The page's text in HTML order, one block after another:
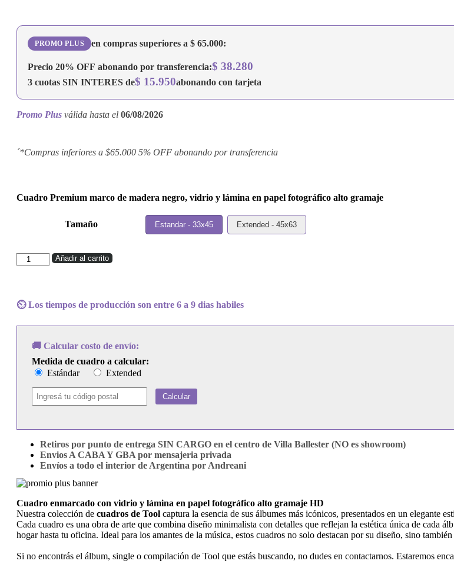
PROMO PLUS en compras superiores a $ 65.000:
Precio 20% OFF abonando por transferencia:$ 38.280
3 cuotas SIN INTERES de$ 15.950abonando con tarjeta
Promo Plus válida hasta el 06/08/2026
´*Compras inferiores a $65.000 5% OFF abonando por transferencia
Cuadro Premium marco de madera negro, vidrio y lámina en papel fotográfico alto gramaje
Tamaño Estandar - 33x45 Extended - 45x63
Cuadro
Tool
cantidad
Añadir al carrito
⏲️ Los tiempos de producción son entre 6 a 9 dias habiles
🚚 Calcular costo de envío:
Medida de cuadro a calcular:
Estándar
Extended
Calcular
Retiros por punto de entrega SIN CARGO en el centro de Villa Ballester (NO es showroom)
Envios A CABA Y GBA por mensajeria privada
Envíos a todo el interior de Argentina por Andreani
Cuadro enmarcado con vidrio y lámina en papel fotográfico alto gramaje HD
Nuestra colección de cuadros de Tool captura la esencia de sus álbumes más icónicos, presentados en un elegante
Cada cuadro es una obra de arte que combina diseño minimalista con detalles que reflejan la estética única de cada
hogar hasta tu oficina. Ideal para los amantes de la música, estos cuadros no solo destacan por su diseño, sino
Si no encontrás el álbum, single o compilación de Tool que estás buscando, no dudes en contactarnos. Estaremos